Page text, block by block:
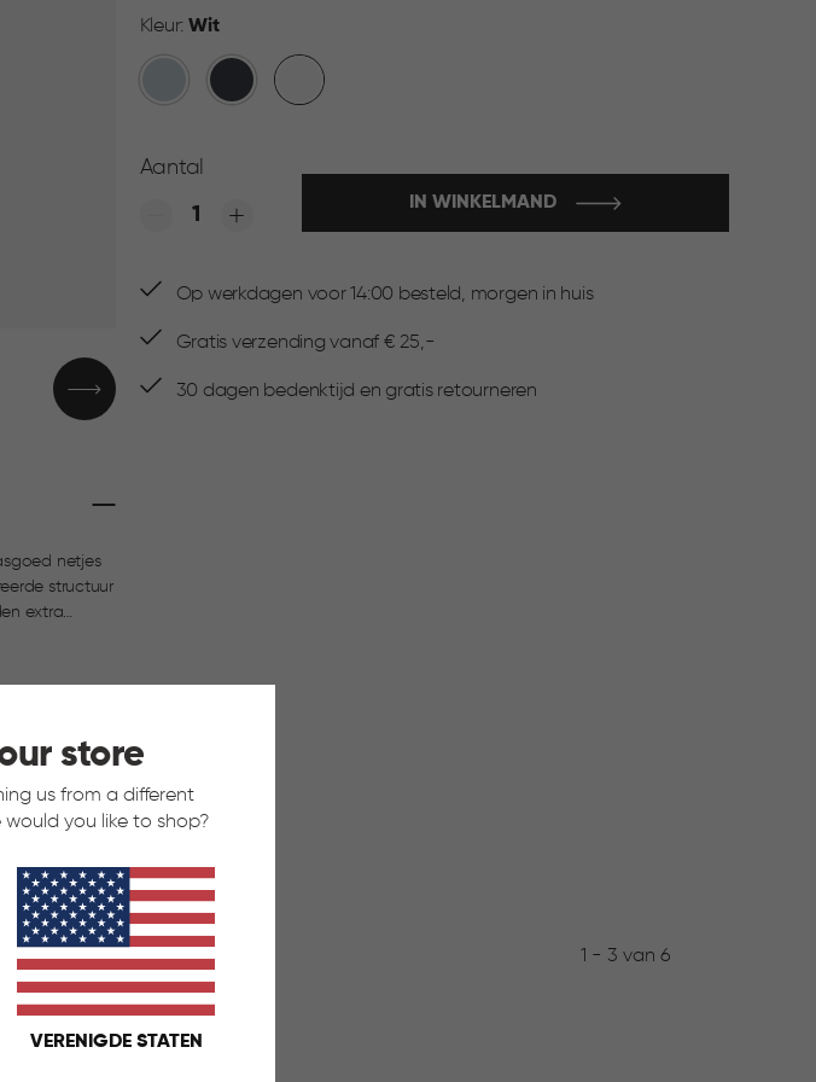
store
us from a different
you like to shop?
VERENIGDE STATEN
Kleur: Wit
AntracietWit
Aantal
Quantity:
IN WINKELMAND
Op werkdagen voor 14:00 besteld, morgen in huis
Gratis verzending vanaf € 25,-
30 dagen bedenktijd en gratis retourneren
▶
netjes
extra
hij mooi te
1 - 3 van 6